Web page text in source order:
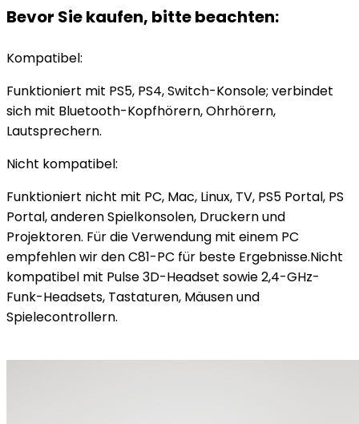
Bevor Sie kaufen, bitte beachten:
Kompatibel:
Funktioniert mit PS5, PS4, Switch-Konsole; verbindet
sich mit Bluetooth-Kopfhörern, Ohrhörern,
Lautsprechern.
Nicht kompatibel:
Funktioniert nicht mit PC, Mac, Linux, TV, PS5 Portal, PS
Portal, anderen Spielkonsolen, Druckern und
Projektoren. Für die Verwendung mit einem PC
empfehlen wir den C81-PC für beste Ergebnisse.Nicht
kompatibel mit Pulse 3D-Headset sowie 2,4-GHz-
Funk-Headsets, Tastaturen, Mäusen und
Spielecontrollern.